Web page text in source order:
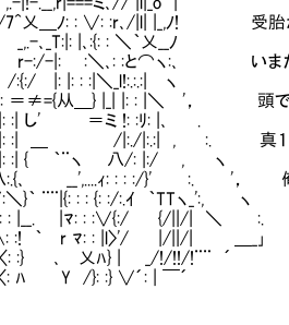
/|l| |_,ﾉ! 受胎がはじまるの
: ＼｀乂__ﾉ
⌒ヽ:､ いまだ世界情
＼_l!:.:.:| ヽ
|: : |＼ '， 頭でっかちでや
' ＝ミ !: :ﾘ: |､ .
/|:./|:.:| , :. 真１ルートに
{ ｀¨ヽ 八/: |:/ , ヽ
､ __',....ｨ: : : :/}' :. '， 俺に
: : {: :/:.ｲ ｀TTヽ_':, ヽ
|ﾏ: : :∨{:/ {/||/| ＼ :.
r ﾏ: : |l〉'/ |/||/| ＿_｣
:} ､ 乂ﾊ} | _/!/!!/!¨¨ ´
/}: :} ∨´: | ￣´